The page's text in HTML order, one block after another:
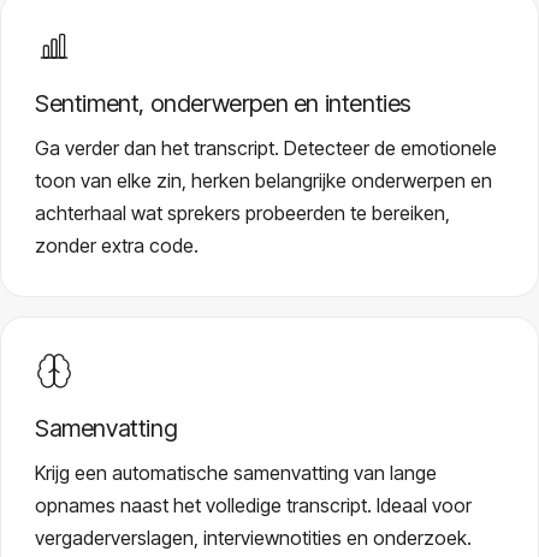
Sentiment, onderwerpen en intenties
Ga verder dan het transcript. Detecteer de emotionele
toon van elke zin, herken belangrijke onderwerpen en
achterhaal wat sprekers probeerden te bereiken,
zonder extra code.
Samenvatting
Krijg een automatische samenvatting van lange
opnames naast het volledige transcript. Ideaal voor
vergaderverslagen, interviewnotities en onderzoek.